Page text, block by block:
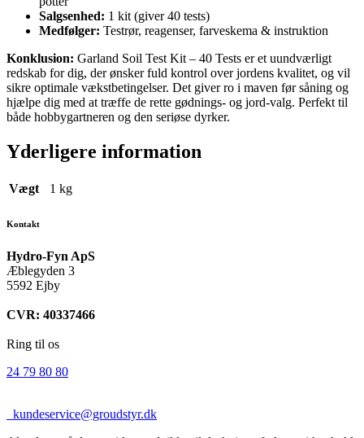
Salgsenhed: 1 kit (giver 40 tests)
Medfølger: Testrør, reagenser, farveskema & instruktion
Konklusion: Garland Soil Test Kit – 40 Tests er et uundværligt
redskab for dig, der ønsker fuld kontrol over jordens kvalitet, og vil
sikre optimale vækstbetingelser. Det giver ro i maven før såning og
hjælpe dig med at træffe de rette gødnings- og jord-valg. Perfekt til
både hobbygartneren og den seriøse dyrker.
Yderligere information
Vægt 1 kg
Kontakt
Hydro-Fyn ApS
Æblegyden 3
5592 Ejby
CVR: 40337466
Ring til os
24 79 80 80
kundeservice@groudstyr.dk